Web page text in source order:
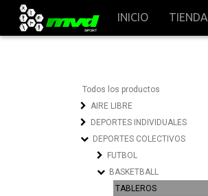
INICIO TIENDA
Todos los productos
AIRE LIBRE
DEPORTES INDIVIDUALES
DEPORTES COLECTIVOS
FUTBOL
BASKETBALL
TABLEROS